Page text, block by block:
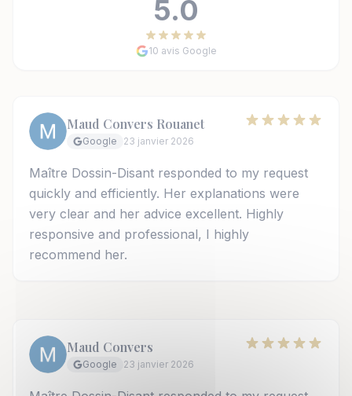
5.0
10 avis Google
Maud Convers Rouanet
Google 23 janvier 2026
Maître Dossin-Disant responded to my request
quickly and efficiently. Her explanations were
very clear and her advice excellent. Highly
responsive and professional, I highly
recommend her.
Maud Convers
Google 23 janvier 2026